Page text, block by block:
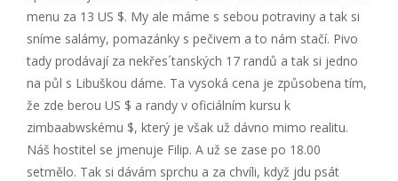
menu za 13 US $. My ale máme s sebou potraviny a tak si
sníme salámy, pomazánky s pečivem a to nám stačí. Pivo
tady prodávají za nekřes´tanských 17 randů a tak si jedno
na půl s Libuškou dáme. Ta vysoká cena je způsobena tím,
že zde berou US $ a randy v oficiálním kursu k
zimbaabwskému $, který je však už dávno mimo realitu.
Náš hostitel se jmenuje Filip. A už se zase po 18.00
setmělo. Tak si dávám sprchu a za chvíli, když jdu psát